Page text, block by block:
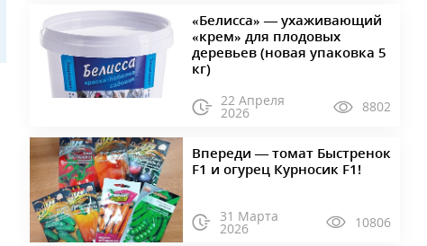
«Белисса» — ухаживающий
«крем» для плодовых
деревьев (новая упаковка 5
кг)
22 Апреля
2026 8802
Впереди — томат Быстренок
F1 и огурец Курносик F1!
31 Марта
2026 10806